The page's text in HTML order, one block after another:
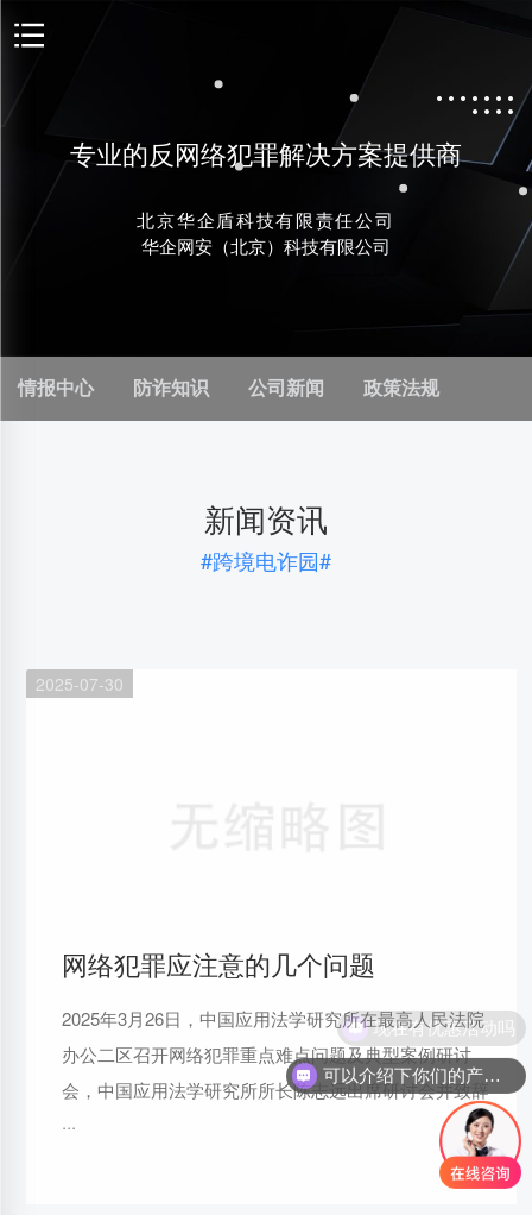
专业的反网络犯罪解决方案提供商
北京华企盾科技有限责任公司
华企网安（北京）科技有限公司
情报中心 防诈知识 公司新闻 政策法规
新闻资讯
#跨境电诈园#
2025-07-30
网络犯罪应注意的几个问题
2025年3月26日，中国应用法学研究所在最高人民法院
办公二区召开网络犯罪重点难点问题及典型案例研讨
会，中国应用法学研究所所长陈志远出席研讨会并致辞
···
可以介绍下你们的产品么
现在有优惠活动吗